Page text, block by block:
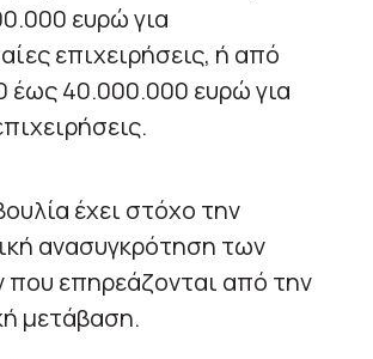
ευρώ για
επιχειρήσεις, ή από
έως 40.000.000 ευρώ για
έχει στόχο την
ανασυγκρότηση των
που επηρεάζονται από την
μετάβαση.